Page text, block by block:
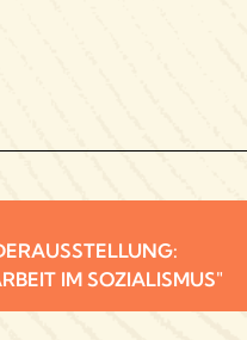
IM SOZIALISMUS"